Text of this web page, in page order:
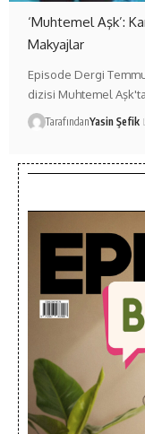
‘Muhtemel Aşk’:
Makyajlar
Episode Dergi
dizisi Muhtemel
TarafındanYasin Şefik